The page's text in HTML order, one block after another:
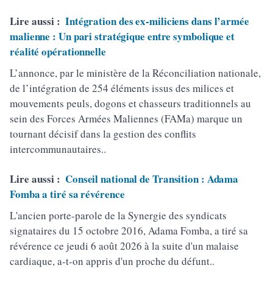
Lire aussi : Intégration des ex-miliciens dans l’armée
malienne : Un pari stratégique entre symbolique et
réalité opérationnelle
L’annonce, par le ministère de la Réconciliation nationale,
de l’intégration de 254 éléments issus des milices et
mouvements peuls, dogons et chasseurs traditionnels au
sein des Forces Armées Maliennes (FAMa) marque un
tournant décisif dans la gestion des conflits
intercommunautaires..
Lire aussi : Conseil national de Transition : Adama
Fomba a tiré sa révérence
L'ancien porte-parole de la Synergie des syndicats
signataires du 15 octobre 2016, Adama Fomba, a tiré sa
révérence ce jeudi 6 août 2026 à la suite d'un malaise
cardiaque, a-t-on appris d'un proche du défunt..